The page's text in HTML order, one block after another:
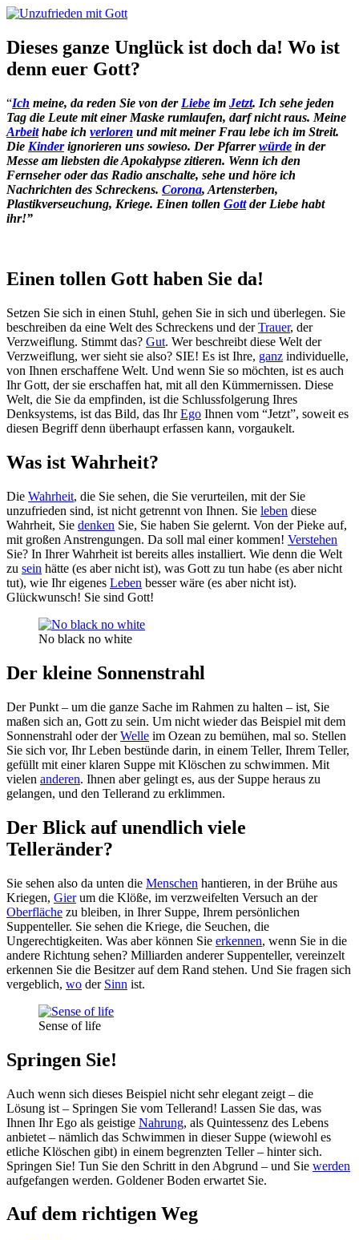
Dieses ganze Unglück ist doch da! Wo ist
denn euer Gott?
“Ich meine, da reden Sie von der Liebe im Jetzt. Ich sehe jeden
Tag die Leute mit einer Maske rumlaufen, darf nicht raus. Meine
Arbeithabe ich verloren und mit meiner Frau lebe ich im Streit.
Die Kinderignorieren uns sowieso. Der Pfarrerwürde in der
Messe am liebsten die Apokalypse zitieren. Wenn ich den
Fernseher oder das Radio anschalte, sehe und höre ich
Nachrichten des Schreckens. Corona, Artensterben,
Plastikverseuchung, Kriege. Einen tollen Gottder Liebe habt
ihr!”
Einen tollen Gott haben Sie da!
Setzen Sie sich in einen Stuhl, gehen Sie in sich und überlegen. Sie
beschreiben da eine Welt des Schreckens und derTrauer, der
Verzweiflung. Stimmt das? Gut. Wer beschreibt diese Welt der
Verzweiflung, wer sieht sie also? SIE! Es ist Ihre, ganz individuelle,
von Ihnen erschaffene Welt. Und wenn Sie so möchten, ist es auch
Ihr Gott, der sie erschaffen hat, mit all den Kümmernissen. Diese
Welt, die Sie da empfinden, ist die Schlussfolgerung Ihres
Denksystems, ist das Bild, das IhrEgo Ihnen vom “Jetzt”, soweit es
diesen Begriff denn überhaupt erfassen kann, vorgaukelt.
Was ist Wahrheit?
Die Wahrheit, die Sie sehen, die Sie verurteilen, mit der Sie
unzufrieden sind, ist nicht getrennt von Ihnen. Sie leben diese
Wahrheit, Sie denken Sie, Sie haben Sie gelernt. Von der Pieke auf,
mit großen Anstrengungen. Da soll mal einer kommen! Verstehen
Sie? In Ihrer Wahrheit ist bereits alles installiert. Wie denn die Welt
zu sein hätte (es aber nicht ist), was Gott zu tun habe (es aber nicht
tut), wie Ihr eigenes Leben besser wäre (es aber nicht ist).
Glückwunsch! Sie sind Gott!
No black no white
Der kleine Sonnenstrahl
Der Punkt – um die ganze Sache im Rahmen zu halten – ist, Sie
maßen sich an, Gott zu sein. Um nicht wieder das Beispiel mit dem
Sonnenstrahl oder derWelle im Ozean zu bemühen, mal so. Stellen
Sie sich vor, Ihr Leben bestünde darin, in einem Teller, Ihrem Teller,
gefüllt mit einer klaren Suppe mit Klöschen zu schwimmen. Mit
vielen anderen. Ihnen aber gelingt es, aus der Suppe heraus zu
gelangen, und den Tellerand zu erklimmen.
Der Blick auf unendlich viele
Telleränder?
Sie sehen also da unten die Menschen hantieren, in der Brühe aus
Kriegen, Gierum die Klöße, im verzweifelten Versuch an der
Oberfläche zu bleiben, in Ihrer Suppe, Ihrem persönlichen
Suppenteller. Sie sehen die Kriege, die Seuchen, die
Ungerechtigkeiten. Was aber können Sie erkennen, wenn Sie in die
andere Richtung sehen? Milliarden anderer Suppenteller, vereinzelt
erkennen Sie die Besitzer auf dem Rand stehen. Und Sie fragen sich
vergeblich, wo der Sinn ist.
Sense of life
Springen Sie!
Auch wenn sich dieses Beispiel nicht sehr elegant zeigt – die
Lösung ist – Springen Sie vom Tellerand! Lassen Sie das, was
Ihnen Ihr Ego als geistige Nahrung, als Quintessenz des Lebens
anbietet – nämlich das Schwimmen in dieser Suppe (wiewohl es
etliche Klöschen gibt) in einem begrenzten Teller – hinter sich.
Springen Sie! Tun Sie den Schritt in den Abgrund – und Sie werden
aufgefangen werden. Goldener Boden erwartet Sie.
Auf dem richtigen Weg